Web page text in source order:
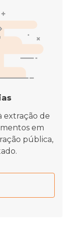
extração de
em
pública,